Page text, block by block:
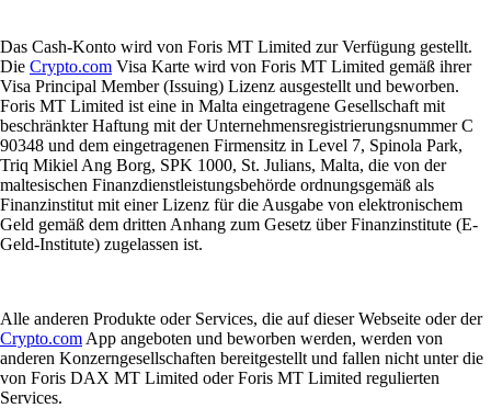
Das Cash-Konto wird von Foris MT Limited zur Verfügung gestellt.
Die Crypto.com Visa Karte wird von Foris MT Limited gemäß ihrer
Visa Principal Member (Issuing) Lizenz ausgestellt und beworben.
Foris MT Limited ist eine in Malta eingetragene Gesellschaft mit
beschränkter Haftung mit der Unternehmensregistrierungsnummer C
90348 und dem eingetragenen Firmensitz in Level 7, Spinola Park,
Triq Mikiel Ang Borg, SPK 1000, St. Julians, Malta, die von der
maltesischen Finanzdienstleistungsbehörde ordnungsgemäß als
Finanzinstitut mit einer Lizenz für die Ausgabe von elektronischem
Geld gemäß dem dritten Anhang zum Gesetz über Finanzinstitute (E-
Geld-Institute) zugelassen ist.
Alle anderen Produkte oder Services, die auf dieser Webseite oder der
Crypto.com App angeboten und beworben werden, werden von
anderen Konzerngesellschaften bereitgestellt und fallen nicht unter die
von Foris DAX MT Limited oder Foris MT Limited regulierten
Services.